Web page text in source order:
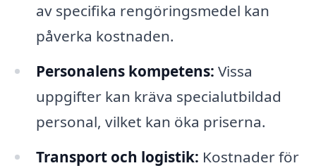
av specifika rengöringsmedel kan
påverka kostnaden.
Personalens kompetens: Vissa
uppgifter kan kräva specialutbildad
personal, vilket kan öka priserna.
Transport och logistik: Kostnader för